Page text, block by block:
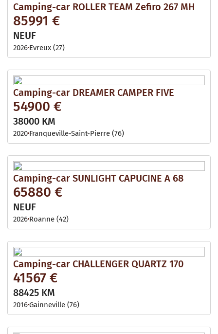
Camping-car ROLLER TEAM Zefiro 267 MH
85991 €
NEUF
2026 Evreux (27)
Camping-car DREAMER CAMPER FIVE
54900 €
38000 KM
2020 Franqueville-Saint-Pierre (76)
Camping-car SUNLIGHT CAPUCINE A 68
65880 €
NEUF
2026 Roanne (42)
Camping-car CHALLENGER QUARTZ 170
41567 €
88425 KM
2016Gainneville (76)